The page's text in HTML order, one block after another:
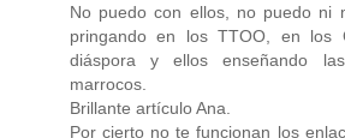
No puedo con ellos, no puedo ni
pringando en los TTOO, en los
diáspora y ellos enseñando
marrocos.
Brillante artículo Ana.
Por cierto no te funcionan los